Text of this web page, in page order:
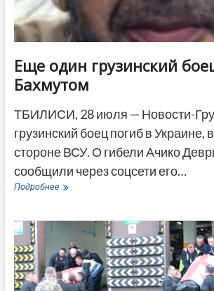
Еще один грузинский
Бахмутом
ТБИЛИСИ, 28 июля — Новости-
грузинский боец погиб в Украине,
стороне ВСУ. О гибели Ачико
сообщили через соцсети его…
ПодробнееЕще
боец
под
Бахмутом